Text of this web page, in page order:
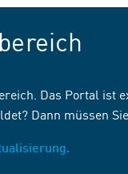
Das Portal ist
Dann müssen